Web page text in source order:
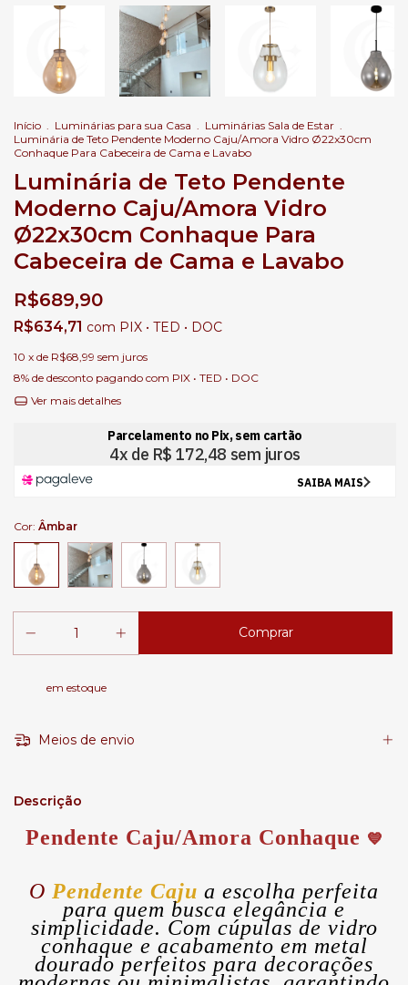
Início . Luminárias para sua Casa . Luminárias Sala de Estar .
Luminária de Teto Pendente Moderno Caju/Amora Vidro Ø22x30cm
Conhaque Para Cabeceira de Cama e Lavabo
Luminária de Teto Pendente
Moderno Caju/Amora Vidro
Ø22x30cm Conhaque Para
Cabeceira de Cama e Lavabo
R$689,90
R$634,71 com PIX • TED • DOC
10 x de R$68,99 sem juros
8% de desconto pagando com PIX • TED • DOC
Ver mais detalhes
Cor: Âmbar
em estoque
Meios de envio
Descrição
Pendente Caju/Amora Conhaque 💙
O Pendente Caju a escolha perfeita
para quem busca elegância e
simplicidade. Com cúpulas de vidro
conhaque e acabamento em metal
dourado perfeitos para decorações